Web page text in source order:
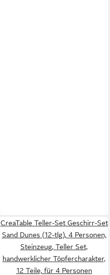
CreaTable Teller-Set Geschirr-Set
Sand Dunes (12-tlg), 4 Personen,
Steinzeug, Teller Set,
handwerklicher Töpfercharakter,
12 Teile, für 4 Personen